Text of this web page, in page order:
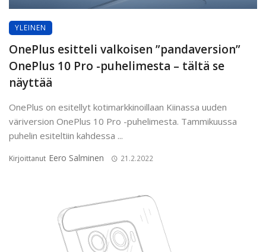
YLEINEN
OnePlus esitteli valkoisen ”pandaversion”
OnePlus 10 Pro -puhelimesta – tältä se
näyttää
OnePlus on esitellyt kotimarkkinoillaan Kiinassa uuden
väriversion OnePlus 10 Pro -puhelimesta. Tammikuussa
puhelin esiteltiin kahdessa ...
Kirjoittanut Eero Salminen 21.2.2022